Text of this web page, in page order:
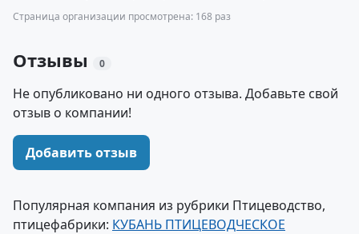
Страница организации просмотрена: 168 раз
Отзывы 0
Не опубликовано ни одного отзыва. Добавьте свой
отзыв о компании!
Добавить отзыв
Популярная компания из рубрики Птицеводство,
птицефабрики: КУБАНЬ ПТИЦЕВОДЧЕСКОЕ